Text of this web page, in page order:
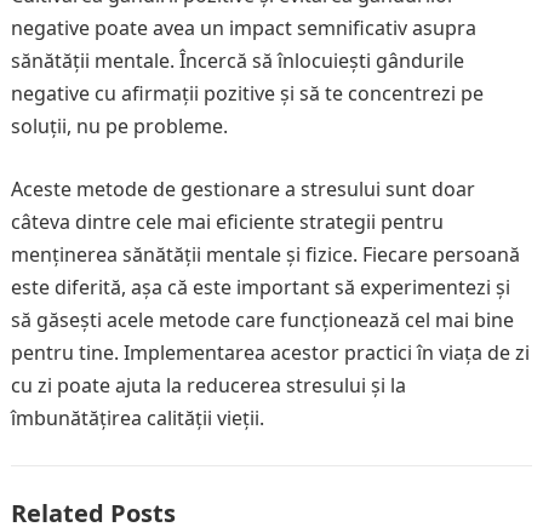
negative poate avea un impact semnificativ asupra
sănătății mentale. Încercă să înlocuiești gândurile
negative cu afirmații pozitive și să te concentrezi pe
soluții, nu pe probleme.
Aceste metode de gestionare a stresului sunt doar
câteva dintre cele mai eficiente strategii pentru
menținerea sănătății mentale și fizice. Fiecare persoană
este diferită, așa că este important să experimentezi și
să găsești acele metode care funcționează cel mai bine
pentru tine. Implementarea acestor practici în viața de zi
cu zi poate ajuta la reducerea stresului și la
îmbunătățirea calității vieții.
Related Posts